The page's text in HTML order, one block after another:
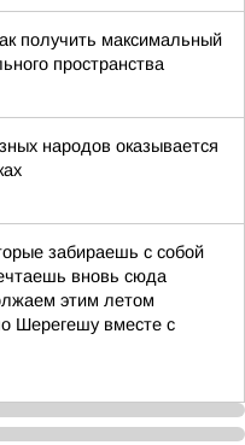
получить максимальный
пространства
народов оказывается
забираешь с собой
вновь сюда
этим летом
Шерегешу вместе с